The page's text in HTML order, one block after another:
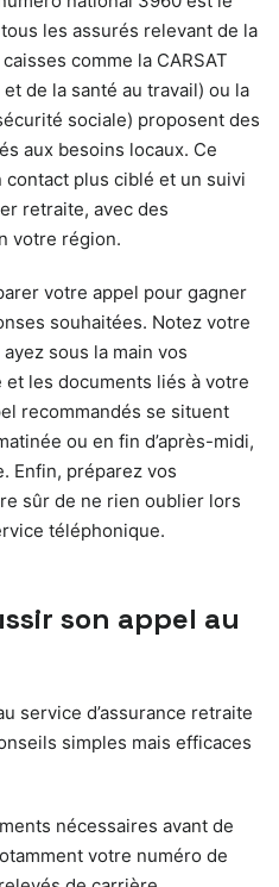
les assurés relevant de la
comme la CARSAT
de la santé au travail) ou la
sociale) proposent des
aux besoins locaux. Ce
plus ciblé et un suivi
retraite, avec des
votre région.
votre appel pour gagner
souhaitées. Notez votre
sous la main vos
les documents liés à votre
recommandés se situent
ou en fin d’après-midi,
Enfin, préparez vos
sûr de ne rien oublier lors
téléphonique.
son appel au
service d’assurance retraite
simples mais efficaces
nécessaires avant de
votre numéro de